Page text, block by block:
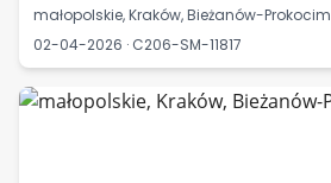
małopolskie, Kraków, Bieżanów-Prokocim
02-04-2026 · C206-SM-11817